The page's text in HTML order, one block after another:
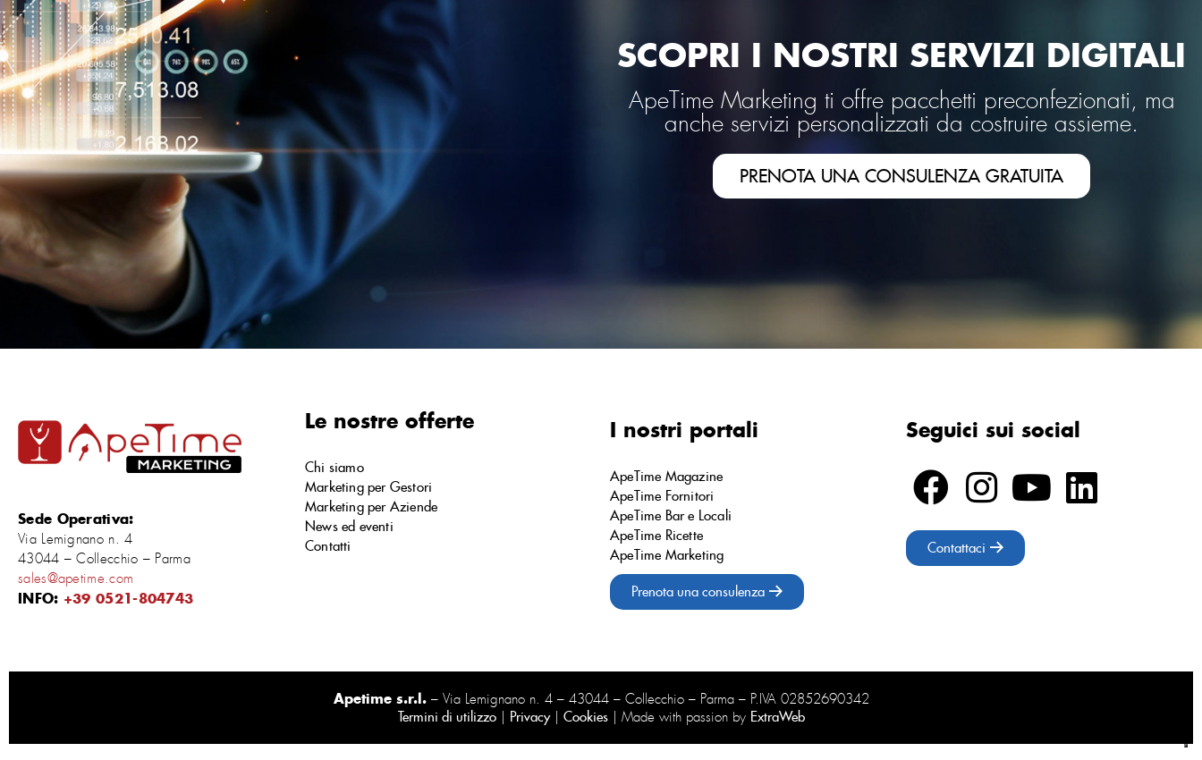
SCOPRI I NOSTRI SERVIZI DIGITALI
ApeTime Marketing ti offre pacchetti preconfezionati, ma
anche servizi personalizzati da costruire assieme.
PRENOTA UNA CONSULENZA GRATUITA
Sede Operativa:
Via Lemignano n. 4
43044 – Collecchio – Parma
sales@apetime.com
INFO: +39 0521-804743
Le nostre offerte
Chi siamo
Marketing per Gestori
Marketing per Aziende
News ed eventi
Contatti
I nostri portali
ApeTime Magazine
ApeTime Fornitori
ApeTime Bar e Locali
ApeTime Ricette
ApeTime Marketing
Prenota una consulenza
Seguici sui social
Contattaci
Apetime s.r.l.– Via Lemignano n. 4 – 43044 – Collecchio – Parma – P.IVA 02852690342
Termini di utilizzo| Privacy| Cookies| Made with passion by ExtraWeb